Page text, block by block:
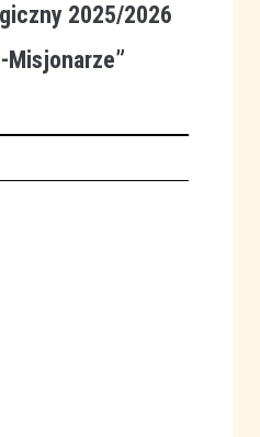
2025/2026
Misjonarze”